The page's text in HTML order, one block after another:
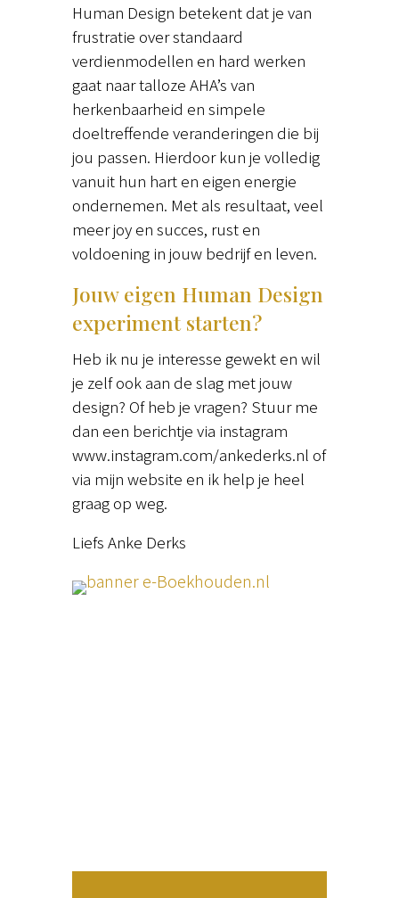
Human Design betekent dat je van
frustratie over standaard
verdienmodellen en hard werken
gaat naar talloze AHA’s van
herkenbaarheid en simpele
doeltreffende veranderingen die bij
jou passen. Hierdoor kun je volledig
vanuit hun hart en eigen energie
ondernemen. Met als resultaat, veel
meer joy en succes, rust en
voldoening in jouw bedrijf en leven.
Jouw eigen Human Design
experiment starten?
Heb ik nu je interesse gewekt en wil
je zelf ook aan de slag met jouw
design? Of heb je vragen? Stuur me
dan een berichtje via instagram
www.instagram.com/ankederks.nl of
via mijn website en ik help je heel
graag op weg.
Liefs Anke Derks